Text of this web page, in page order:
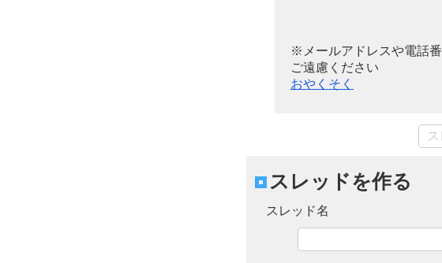
※メールアドレスや電話
ご遠慮ください
おやくそく
スレッドを作る
スレッド名